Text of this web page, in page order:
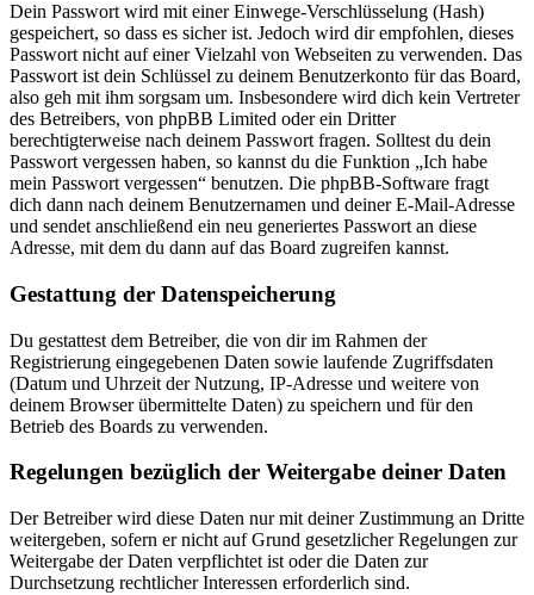
Dein Passwort wird mit einer Einwege-Verschlüsselung (Hash)
gespeichert, so dass es sicher ist. Jedoch wird dir empfohlen, dieses
Passwort nicht auf einer Vielzahl von Webseiten zu verwenden. Das
Passwort ist dein Schlüssel zu deinem Benutzerkonto für das Board,
also geh mit ihm sorgsam um. Insbesondere wird dich kein Vertreter
des Betreibers, von phpBB Limited oder ein Dritter
berechtigterweise nach deinem Passwort fragen. Solltest du dein
Passwort vergessen haben, so kannst du die Funktion „Ich habe
mein Passwort vergessen“ benutzen. Die phpBB-Software fragt
dich dann nach deinem Benutzernamen und deiner E-Mail-Adresse
und sendet anschließend ein neu generiertes Passwort an diese
Adresse, mit dem du dann auf das Board zugreifen kannst.
Gestattung der Datenspeicherung
Du gestattest dem Betreiber, die von dir im Rahmen der
Registrierung eingegebenen Daten sowie laufende Zugriffsdaten
(Datum und Uhrzeit der Nutzung, IP-Adresse und weitere von
deinem Browser übermittelte Daten) zu speichern und für den
Betrieb des Boards zu verwenden.
Regelungen bezüglich der Weitergabe deiner Daten
Der Betreiber wird diese Daten nur mit deiner Zustimmung an Dritte
weitergeben, sofern er nicht auf Grund gesetzlicher Regelungen zur
Weitergabe der Daten verpflichtet ist oder die Daten zur
Durchsetzung rechtlicher Interessen erforderlich sind.